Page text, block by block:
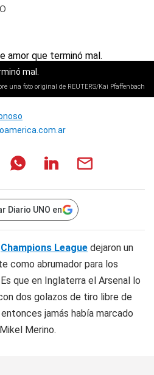
mal.
una foto original de REUTERS/Kai Pfaffenbach
Diario UNO en
Champions League dejaron un
como abrumador para los
que en Inglaterra el Arsenal lo
dos golazos de tiro libre de
jamás había marcado
Merino.